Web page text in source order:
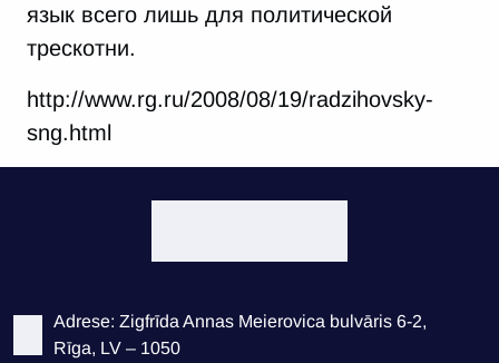
язык всего лишь для политической
трескотни.
http://www.rg.ru/2008/08/19/radzihovsky-
sng.html
Adrese: Zigfrīda Annas Meierovica bulvāris 6-2,
Rīga, LV – 1050